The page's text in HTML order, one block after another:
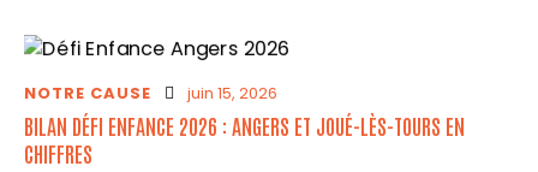
NOTRE CAUSE juin 15, 2026
BILAN DÉFI ENFANCE 2026 : ANGERS ET JOUÉ-LÈS-TOURS EN
CHIFFRES